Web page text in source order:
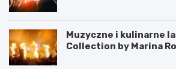
Muzyczne i kulinarne
Collection by Marina